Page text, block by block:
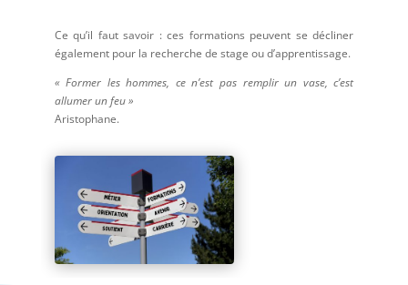
Ce qu’il faut savoir : ces formations peuvent se décliner
également pour la recherche de stage ou d’apprentissage.
« Former les hommes, ce n’est pas remplir un vase, c’est
allumer un feu »
Aristophane.